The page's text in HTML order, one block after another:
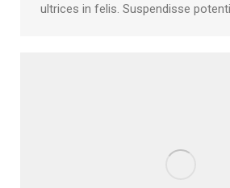
ultrices in felis. Suspendisse